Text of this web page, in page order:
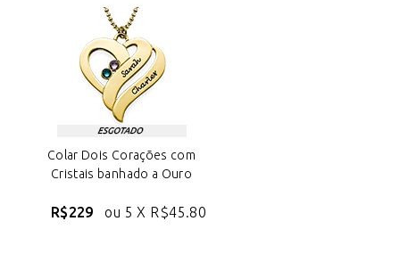
Colar Dois Corações com
Cristais banhado a Ouro
R$229 ou 5 X R$45.80